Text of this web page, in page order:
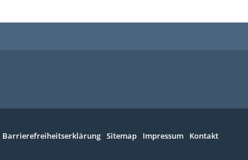
Barrierefreiheitserklärung Sitemap Impressum Kontakt